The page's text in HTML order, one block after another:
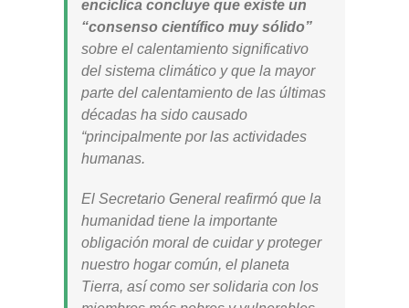
encíclica concluye que existe un
“consenso científico muy sólido”
sobre el calentamiento significativo
del sistema climático y que la mayor
parte del calentamiento de las últimas
décadas ha sido causado
“principalmente por las actividades
humanas.
El Secretario General reafirmó que la
humanidad tiene la importante
obligación moral de cuidar y proteger
nuestro hogar común, el planeta
Tierra, así como ser solidaria con los